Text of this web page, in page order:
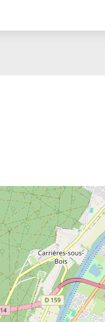
reagenti per la